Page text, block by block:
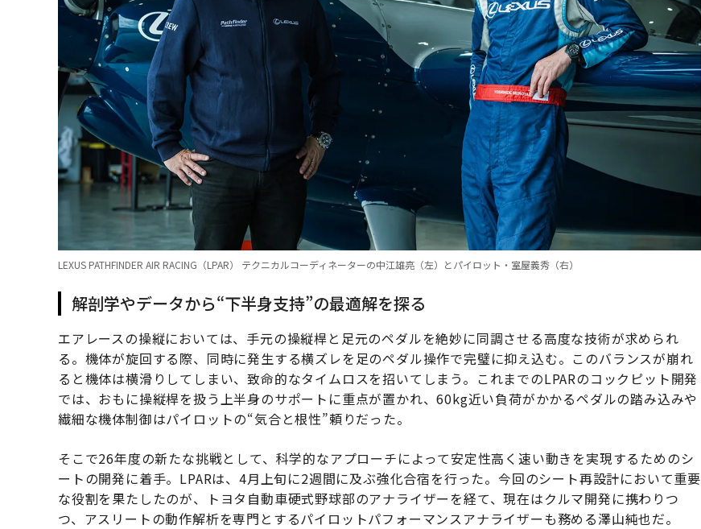
LEXUS PATHFINDER AIR RACING（LPAR） テクニカルコーディネーターの中江雄亮（左）とパイロット・室屋義秀（右）
解剖学やデータから“下半身支持”の最適解を探る
エアレースの操縦においては、手元の操縦桿と足元のペダルを絶妙に同調させる高度な技術が求められ
る。機体が旋回する際、同時に発生する横ズレを足のペダル操作で完璧に抑え込む。このバランスが崩れ
ると機体は横滑りしてしまい、致命的なタイムロスを招いてしまう。これまでのLPARのコックピット開発
では、おもに操縦桿を扱う上半身のサポートに重点が置かれ、60kg近い負荷がかかるペダルの踏み込みや
繊細な機体制御はパイロットの“気合と根性”頼りだった。
そこで26年度の新たな挑戦として、科学的なアプローチによって安定性高く速い動きを実現するためのシ
ートの開発に着手。LPARは、4月上旬に2週間に及ぶ強化合宿を行った。今回のシート再設計において重要
な役割を果たしたのが、トヨタ自動車硬式野球部のアナライザーを経て、現在はクルマ開発に携わりつ
つ、アスリートの動作解析を専門とするパイロットパフォーマンスアナライザーも務める澤山純也だ。